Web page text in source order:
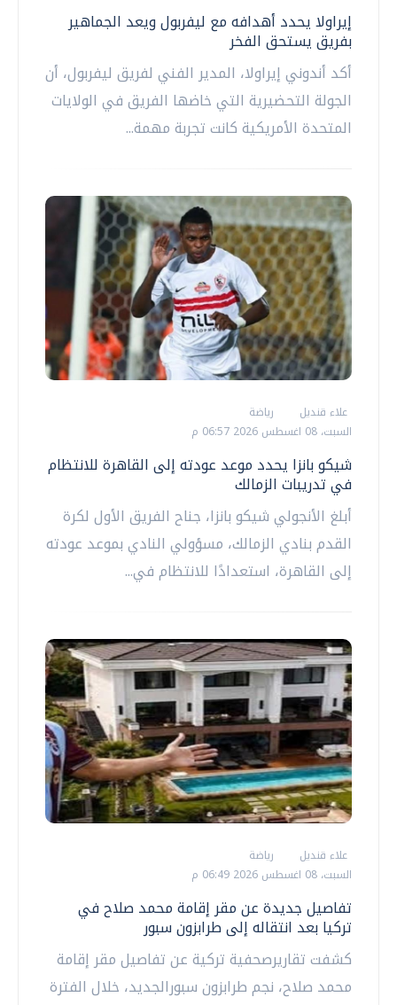
إيراولا يحدد أهدافه مع ليفربول ويعد الجماهير
بفريق يستحق الفخر
أكد أندوني إيراولا، المدير الفني لفريق ليفربول، أن
الجولة التحضيرية التي خاضها الفريق في الولايات
المتحدة الأمريكية كانت تجربة مهمة...
علاء قنديل
رياضة
السبت، 08 اغسطس 2026 06:57 م
شيكو بانزا يحدد موعد عودته إلى القاهرة للانتظام
في تدريبات الزمالك
أبلغ الأنجولي شيكو بانزا، جناح الفريق الأول لكرة
القدم بنادي الزمالك، مسؤولي النادي بموعد عودته
إلى القاهرة، استعدادًا للانتظام في...
علاء قنديل
رياضة
السبت، 08 اغسطس 2026 06:49 م
تفاصيل جديدة عن مقر إقامة محمد صلاح في
تركيا بعد انتقاله إلى طرابزون سبور
كشفت تقاريرصحفية تركية عن تفاصيل مقر إقامة
محمد صلاح، نجم طرابزون سبورالجديد، خلال الفترة